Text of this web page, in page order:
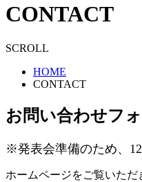
CONTACT
SCROLL
HOME
CONTACT
お問い合わせフ
※発表会準備のため、
ホームページをご覧いただ